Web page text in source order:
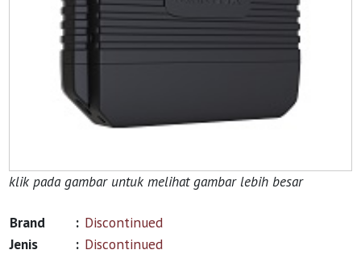
klik pada gambar untuk melihat gambar lebih besar
Brand : Discontinued
Jenis
: Discontinued